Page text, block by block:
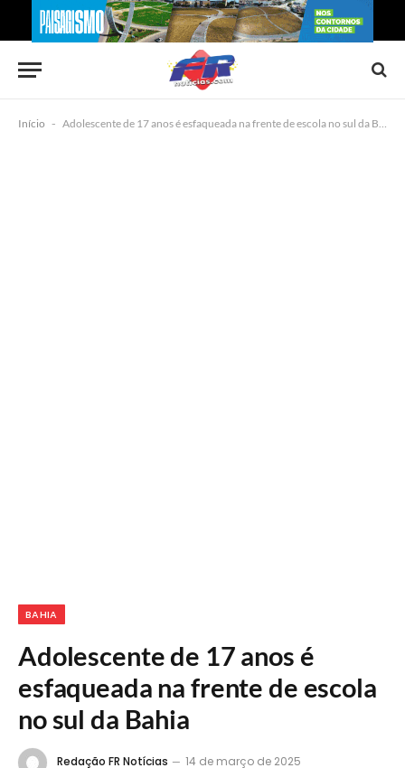
Início - Adolescente de 17 anos é esfaqueada na frente de escola no sul da Bahia
BAHIA
Adolescente de 17 anos é
esfaqueada na frente de escola
no sul da Bahia
Redação FR Notícias
14 de março de 2025